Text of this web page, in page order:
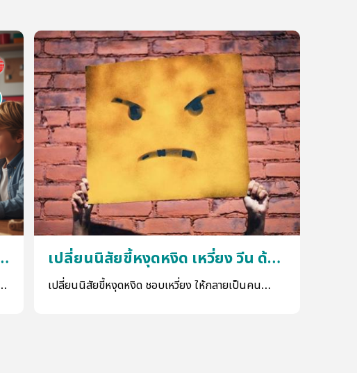
เปลี่ยนนิสัยขี้หงุดหงิด เหวี่ยง วีน ด้วย
6 วิธีเด็ด ทำแล้วดีชัวร์
เปลี่ยนนิสัยขี้หงุดหงิด ชอบเหวี่ยง ให้กลายเป็นคน